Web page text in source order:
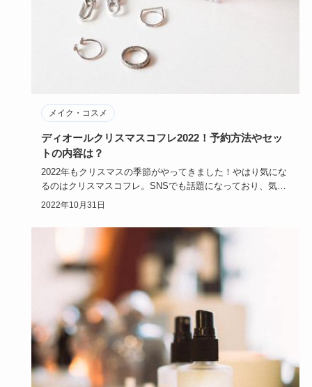
メイク・コスメ
ディオールクリスマスコフレ2022！予約方法やセッ
トの内容は？
2022年もクリスマスの季節がやってきました！やはり気にな
るのはクリスマスコフレ。SNSでも話題になっており、気に
なるコフ…
2022年10月31日